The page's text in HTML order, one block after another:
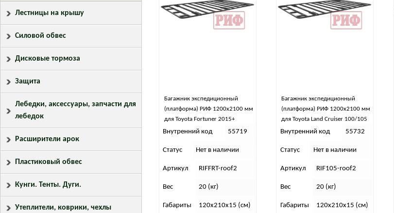
Багажник экспедиционный
(платформа) РИФ 1200х2100 мм
для Toyota Fortuner 2015+
Внутренний код 55719
Статус Нет в наличии
Артикул RIFFRT-roof2
Вес 20 (кг)
Габариты 120х210х15 (см)
Багажник экспедиционный
(платформа) РИФ 1200х2100 мм
для Toyota Land Cruiser 100/105
Внутренний код 55732
Статус Нет в наличии
Артикул RIF105-roof2
Вес 20 (кг)
Габариты 120х210х15 (см)
Лестницы на крышу
Силовой обвес
Дисковые тормоза
Защита
Лебедки, аксессуары, запчасти для
лебедок
Расширители арок
Пластиковый обвес
Кунги. Тенты. Дуги.
Утеплители, коврики, чехлы